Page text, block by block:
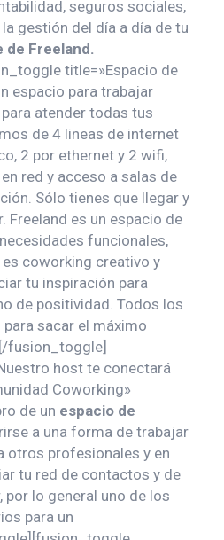
seguros sociales,
gestión del día a día de tu
de Freeland.
title=»Espacio de
espacio para trabajar
atender todas tus
de 4 lineas de internet
2 por ethernet y 2 wifi,
red y acceso a salas de
Sólo tienes que llegar y
Freeland es un espacio de
funcionales,
coworking creativo y
tu inspiración para
de positividad. Todos los
sacar el máximo
fusion_toggle]
host te conectará
Coworking»
de un espacio de
a una forma de trabajar
otros profesionales y en
tu red de contactos y de
por lo general uno de los
para un